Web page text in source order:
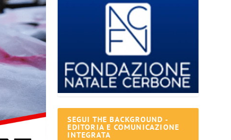
SEGUI THE BACKGROUND -
EDITORIA E COMUNICAZIONE
INTEGRATA